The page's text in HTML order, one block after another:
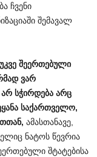
ჩვენი
შემავალ
უკვე შეერთებული
ვარ
არ სჭირდება არც
საქართველო,
, ამასთანავე,
ნატოს წევრია
შტატებისა